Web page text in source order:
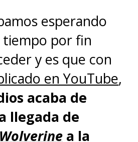
ganador del
titular,
está pasando por
mediana edad
de "Avengers:
" Thor" tratando
su propósito,
esperando
tiempo por fin
y es que con
en YouTube,
acaba de
llegada de
a la